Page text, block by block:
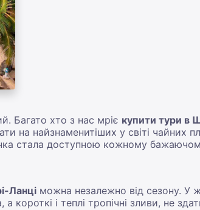
Багато хто з нас мріє купити тури в
найзнаменитіших у світі чайних
стала доступною кожному
Ланці можна незалежно від сезону. У
і теплі тропічні зливи, не